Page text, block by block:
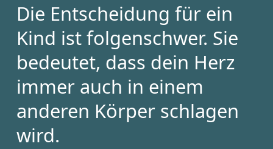
Die Entscheidung für ein
Kind ist folgenschwer. Sie
bedeutet, dass dein Herz
immer auch in einem
anderen Körper schlagen
wird.